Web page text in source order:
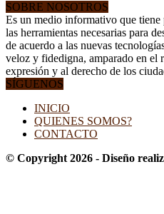
SOBRE NOSOTROS
Es un medio informativo que
las herramientas necesarias para
de acuerdo a las nuevas
veloz y fidedigna, amparado en el
expresión y al derecho de los
SÍGUENOS
INICIO
QUIENES SOMOS?
CONTACTO
© Copyright 2026 - Diseño